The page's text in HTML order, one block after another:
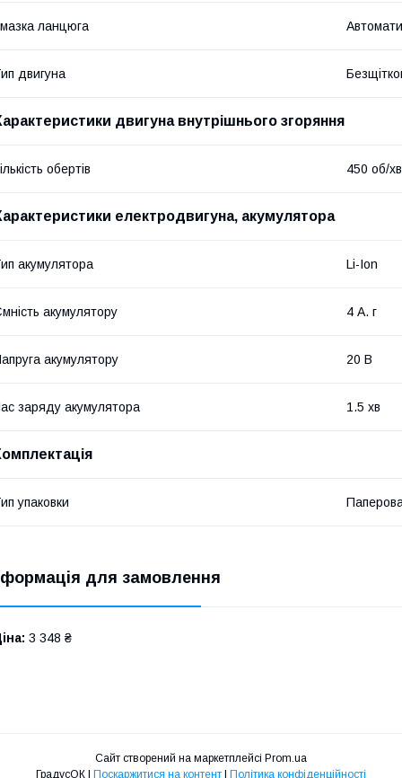
ланцюга
двигуна
двигуна внутрішнього згоряння
обертів 450 об/хв
електродвигуна, акумулятора
акумулятора Li-Ion
акумулятору 4 А. г
акумулятору 20 В
заряду акумулятора 1.5 хв
упаковки
для замовлення
3 348 ₴
Сайт створений на маркетплейсі Prom.ua
Поскаржитися на контент Політика конфіденційності